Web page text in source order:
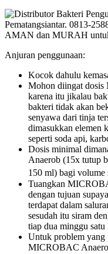
Anjuran penggunaan:
Kocok dahulu
Mohon diingat
karena itu jikalau
bakteri tidak akan
senyawa dari tinja
dimasukkan elemen
seperti soda api,
Dosis minimal
Anaerob (15x tutup
150 ml) bagi volume
Tuangkan
dengan tujuan
terdapat dalam
sesudah itu siram
tiap dua minggu
Untuk problem yang
MICROBAC